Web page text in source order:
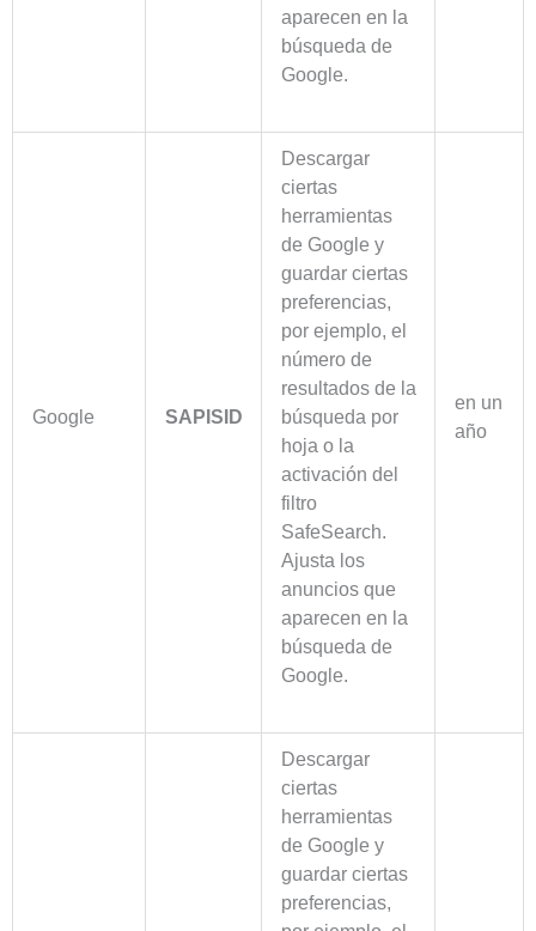
aparecen en la
búsqueda de
Google.
Google SAPISID
Descargar
ciertas
herramientas
de Google y
guardar ciertas
preferencias,
por ejemplo, el
número de
resultados de la
búsqueda por
hoja o la
activación del
filtro
SafeSearch.
Ajusta los
anuncios que
aparecen en la
búsqueda de
Google.
en un
año
Descargar
ciertas
herramientas
de Google y
guardar ciertas
preferencias,